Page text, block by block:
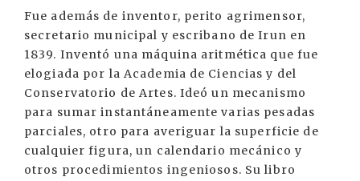
Fue además de inventor, perito agrimensor,
secretario municipal y escribano de Irun en
1839. Inventó una máquina aritmética que fue
elogiada por la Academia de Ciencias y del
Conservatorio de Artes. Ideó un mecanismo
para sumar instantáneamente varias pesadas
parciales, otro para averiguar la superficie de
cualquier figura, un calendario mecánico y
otros procedimientos ingeniosos. Su libro